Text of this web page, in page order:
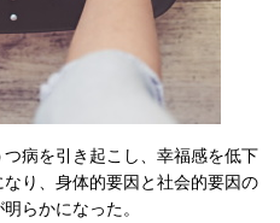
病を引き起こし、幸福感を低下
り、身体的要因と社会的要因の
らかになった。